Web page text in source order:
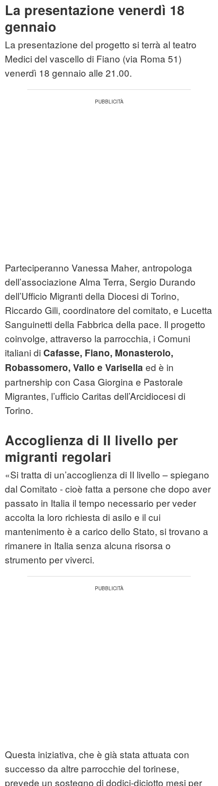
La presentazione venerdì 18
gennaio
La presentazione del progetto si terrà al teatro
Medici del vascello di Fiano (via Roma 51)
venerdì 18 gennaio alle 21.00.
Parteciperanno Vanessa Maher, antropologa
dell’associazione Alma Terra, Sergio Durando
dell’Ufficio Migranti della Diocesi di Torino,
Riccardo Gili, coordinatore del comitato, e Lucetta
Sanguinetti della Fabbrica della pace. Il progetto
coinvolge, attraverso la parrocchia, i Comuni
italiani di Cafasse, Fiano, Monasterolo,
Robassomero, Vallo e Varisella ed è in
partnership con Casa Giorgina e Pastorale
Migrantes, l’ufficio Caritas dell’Arcidiocesi di
Torino.
Accoglienza di II livello per
migranti regolari
«Si tratta di un’accoglienza di II livello – spiegano
dal Comitato - cioè fatta a persone che dopo aver
passato in Italia il tempo necessario per veder
accolta la loro richiesta di asilo e il cui
mantenimento è a carico dello Stato, si trovano a
rimanere in Italia senza alcuna risorsa o
strumento per viverci.
Questa iniziativa, che è già stata attuata con
successo da altre parrocchie del torinese,
prevede un sostegno di dodici-diciotto mesi per